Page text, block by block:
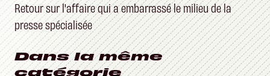
Retour sur l'affaire qui a embarrassé le milieu de la
presse spécialisée
Dans la même
catégorie